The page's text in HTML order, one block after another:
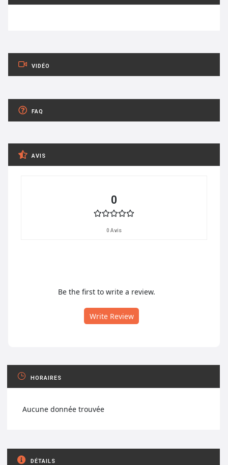
VIDÉO
FAQ
AVIS
0
0 Avis
Be the first to write a review.
Write Review
HORAIRES
Aucune donnée trouvée
DÉTAILS